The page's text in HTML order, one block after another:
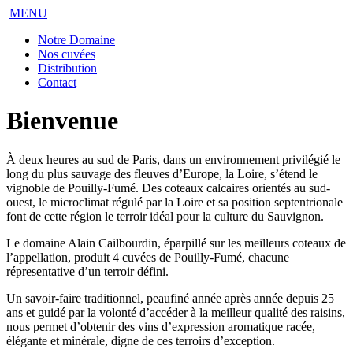
MENU
Notre Domaine
Nos cuvées
Distribution
Contact
Bienvenue
À deux heures au sud de Paris, dans un environnement privilégié le
long du plus sauvage des fleuves d’Europe, la Loire, s’étend le
vignoble de Pouilly-Fumé. Des coteaux calcaires orientés au sud-
ouest, le microclimat régulé par la Loire et sa position septentrionale
font de cette région le terroir idéal pour la culture du Sauvignon.
Le domaine Alain Cailbourdin, éparpillé sur les meilleurs coteaux de
l’appellation, produit 4 cuvées de Pouilly-Fumé, chacune
répresentative d’un terroir défini.
Un savoir-faire traditionnel, peaufiné année après année depuis 25
ans et guidé par la volonté d’accéder à la meilleur qualité des raisins,
nous permet d’obtenir des vins d’expression aromatique racée,
élégante et minérale, digne de ces terroirs d’exception.